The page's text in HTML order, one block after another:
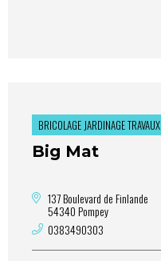
BRICOLAGE JARDINAGE TRAVAUX
Big Mat
137 Boulevard de Finlande
54340 Pompey
0383490303